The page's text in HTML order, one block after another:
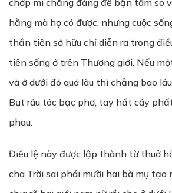
chớp mi chẳng đáng để bận tâm so
hằng mà họ có được, nhưng cuộc
thần tiên sở hữu chỉ diễn ra trong
tiên sống ở trên Thượng giới. Nếu
và ở dưới đó quá lâu thì chẳng bao
Bụt râu tóc bạc phơ, tay hất cây
phau.
Điều lệ này được lập thành từ thuở
cha Trời sai phái mười hai bà mụ tạo